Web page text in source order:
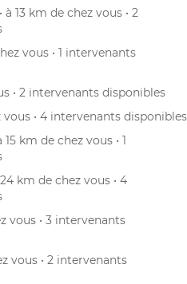
• à 13 km de chez vous • 2
vous • 1 intervenants
• 2 intervenants disponibles
vous • 4 intervenants disponibles
15 km de chez vous • 1
24 km de chez vous • 4
vous • 3 intervenants
vous • 2 intervenants